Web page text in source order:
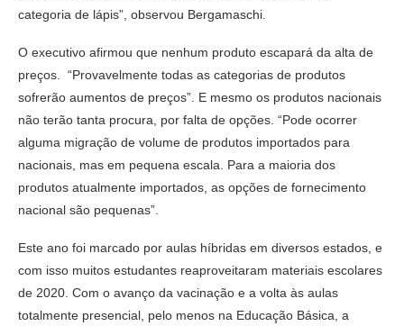
categoria de lápis”, observou Bergamaschi.
O executivo afirmou que nenhum produto escapará da alta de
preços. “Provavelmente todas as categorias de produtos
sofrerão aumentos de preços”. E mesmo os produtos nacionais
não terão tanta procura, por falta de opções. “Pode ocorrer
alguma migração de volume de produtos importados para
nacionais, mas em pequena escala. Para a maioria dos
produtos atualmente importados, as opções de fornecimento
nacional são pequenas”.
Este ano foi marcado por aulas híbridas em diversos estados, e
com isso muitos estudantes reaproveitaram materiais escolares
de 2020. Com o avanço da vacinação e a volta às aulas
totalmente presencial, pelo menos na Educação Básica, a